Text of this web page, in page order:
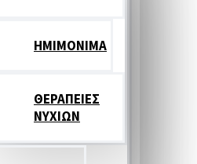
HMIMONIMA
ΘΕΡΑΠΕΙΕΣ
ΝΥΧΙΩΝ